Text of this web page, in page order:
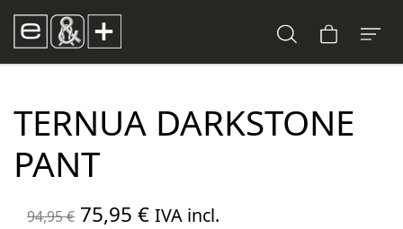
TERNUA DARKSTONE
PANT
94,95€ El
75,95 €El
IVA incl.